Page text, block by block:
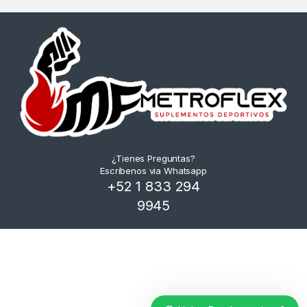
¿Tienes Preguntas?
Escríbenos via Whatsapp
+52 1 833 294
9945